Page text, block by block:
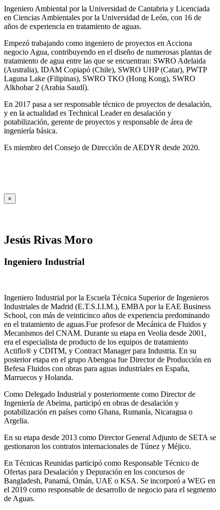
Ingeniero Ambiental por la Universidad de Cantabria y Licenciada
en Ciencias Ambientales por la Universidad de León, con 16 de
años de experiencia en tratamiento de aguas.
Empezó trabajando como ingeniero de proyectos en Acciona
negocio Agua, contribuyendo en el diseño de numerosas plantas de
tratamiento de agua entre las que se encuentran: SWRO Adelaida
(Australia), IDAM Copiapó (Chile), SWRO UHP (Catar), PWTP
Laguna Lake (Filipinas), SWRO TKO (Hong Kong), SWRO
Alkhobar 2 (Arabia Saudí).
En 2017 pasa a ser responsable técnico de proyectos de desalación,
y en la actualidad es Technical Leader en desalación y
potabilización, gerente de proyectos y responsable de área de
ingeniería básica.
Es miembro del Consejo de Dirección de AEDYR desde 2020.
×
Jesús Rivas Moro
Ingeniero Industrial
Ingeniero Industrial por la Escuela Técnica Superior de Ingenieros
Industriales de Madrid (E.T.S.I.I.M.), EMBA por la EAE Business
School, con más de veinticinco años de experiencia predominando
en el tratamiento de aguas.Fue profesor de Mecánica de Fluidos y
Mecanismos del CNAM. Durante su etapa en Veolia desde 2001,
era el especialista de producto de los equipos de tratamiento
Actiflo® y CDITM, y Contract Manager para Industria. En su
posterior etapa en el grupo Abengoa fue Director de Producción en
Befesa Fluidos con obras para aguas industriales en España,
Marruecos y Holanda.
Como Delegado Industrial y posteriormente como Director de
Ingeniería de Abeima, participó en obras de desalación y
potabilización en países como Ghana, Rumanía, Nicaragua o
Argelia.
En su etapa desde 2013 como Director General Adjunto de SETA se
gestionaron los contratos internacionales de Túnez y Méjico.
En Técnicas Reunidas participó como Responsable Técnico de
Ofertas para Desalación y Depuración en los concursos de
Bangladesh, Panamá, Omán, UAE o KSA. Se incorporó a WEG en
el 2019 como responsable de desarrollo de negocio para el segmento
de Aguas.